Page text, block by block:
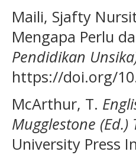
Maili, Sjafty
Mengapa Perlu
Pendidikan
https://doi.org/
McArthur, T.
Mugglestone
University Press